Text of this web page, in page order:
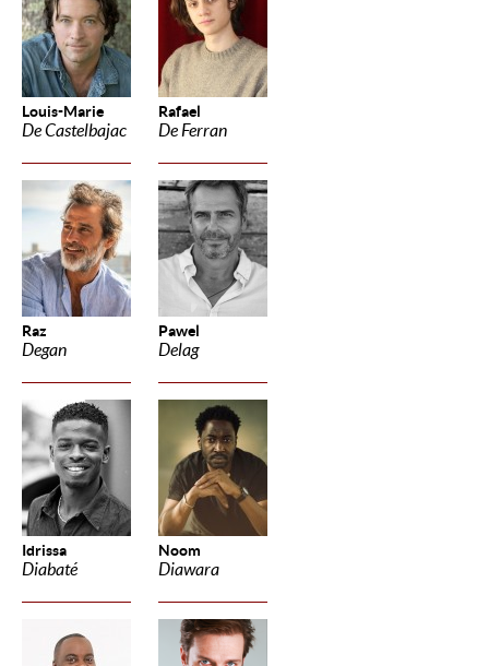
Louis-Marie
De Castelbajac
Rafael
De Ferran
Raz
Degan
Pawel
Delag
Idrissa
Diabaté
Noom
Diawara